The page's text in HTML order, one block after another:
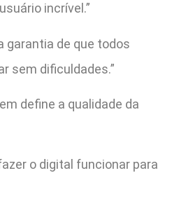
incrível.”
garantia de que todos
sem dificuldades.”
define a qualidade da
o digital funcionar para